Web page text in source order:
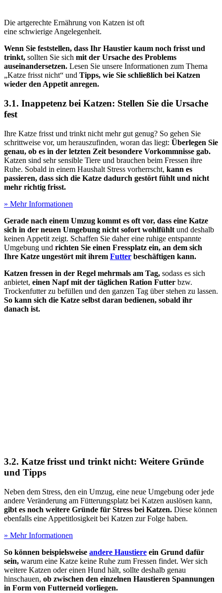
Die artgerechte Ernährung von Katzen ist oft
eine schwierige Angelegenheit.
Wenn Sie feststellen, dass Ihr Haustier kaum noch frisst und
trinkt, sollten Sie sich mit der Ursache des Problems
auseinandersetzen. Lesen Sie unsere Informationen zum Thema
„Katze frisst nicht“ und Tipps, wie Sie schließlich bei Katzen
wieder den Appetit anregen.
3.1. Inappetenz bei Katzen: Stellen Sie die Ursache
fest
Ihre Katze frisst und trinkt nicht mehr gut genug? So gehen Sie
schrittweise vor, um herauszufinden, woran das liegt: Überlegen Sie
genau, ob es in der letzten Zeit besondere Vorkommnisse gab.
Katzen sind sehr sensible Tiere und brauchen beim Fressen ihre
Ruhe. Sobald in einem Haushalt Stress vorherrscht, kann es
passieren, dass sich die Katze dadurch gestört fühlt und nicht
mehr richtig frisst.
» Mehr Informationen
Gerade nach einem Umzug kommt es oft vor, dass eine Katze
sich in der neuen Umgebung nicht sofort wohlfühlt und deshalb
keinen Appetit zeigt. Schaffen Sie daher eine ruhige entspannte
Umgebung und richten Sie einen Fressplatz ein, an dem sich
Ihre Katze ungestört mit ihrem Futter beschäftigen kann.
Katzen fressen in der Regel mehrmals am Tag, sodass es sich
anbietet, einen Napf mit der täglichen Ration Futter bzw.
Trockenfutter zu befüllen und den ganzen Tag über stehen zu lassen.
So kann sich die Katze selbst daran bedienen, sobald ihr
danach ist.
3.2. Katze frisst und trinkt nicht: Weitere Gründe
und Tipps
Neben dem Stress, den ein Umzug, eine neue Umgebung oder jede
andere Veränderung am Fütterungsplatz bei Katzen auslösen kann,
gibt es noch weitere Gründe für Stress bei Katzen. Diese können
ebenfalls eine Appetitlosigkeit bei Katzen zur Folge haben.
» Mehr Informationen
So können beispielsweise andere Haustiere ein Grund dafür
sein, warum eine Katze keine Ruhe zum Fressen findet. Wer sich
weitere Katzen oder einen Hund hält, sollte deshalb genau
hinschauen, ob zwischen den einzelnen Haustieren Spannungen
in Form von Futterneid vorliegen.